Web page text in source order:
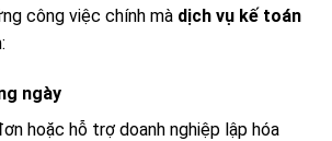
công việc chính mà dịch vụ kế toán
ngày
hoặc hỗ trợ doanh nghiệp lập hóa